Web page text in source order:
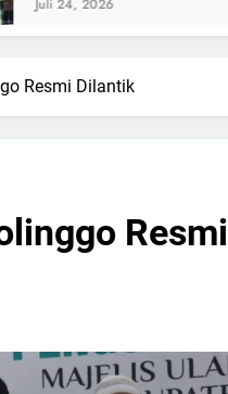
Resmi Dilantik
Resmi